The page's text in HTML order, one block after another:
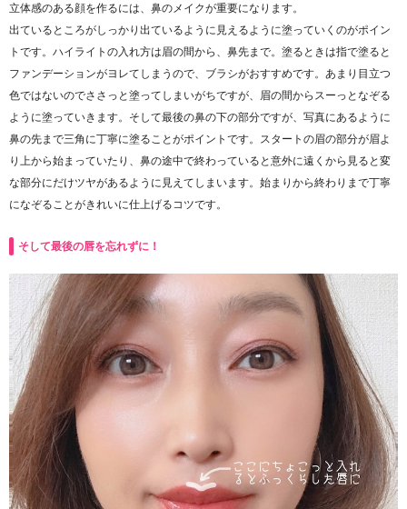
立体感のある顔を作るには、鼻のメイクが重要になります。
出ているところがしっかり出ているように見えるように塗っていくのがポイン
トです。ハイライトの入れ方は眉の間から、鼻先まで。塗るときは指で塗ると
ファンデーションがヨレてしまうので、ブラシがおすすめです。あまり目立つ
色ではないのでささっと塗ってしまいがちですが、眉の間からスーっとなぞる
ように塗っていきます。そして最後の鼻の下の部分ですが、写真にあるように
鼻の先まで三角に丁寧に塗ることがポイントです。スタートの眉の部分が眉よ
り上から始まっていたり、鼻の途中で終わっていると意外に遠くから見ると変
な部分にだけツヤがあるように見えてしまいます。始まりから終わりまで丁寧
になぞることがきれいに仕上げるコツです。
そして最後の唇を忘れずに！